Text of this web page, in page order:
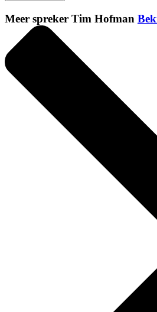
Meer spreker Tim Hofman